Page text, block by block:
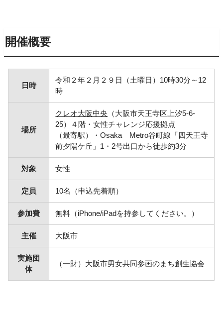
開催概要
日時
令和２年２月２９日（土曜日）10時30分～12
時
場所
クレオ大阪中央 （大阪市天王寺区上汐5-6-
25）４階・女性チャレンジ応援拠点
（最寄駅）・Osaka Metro谷町線「四天王寺
前夕陽ケ丘」1・2号出口から徒歩約3分
対象 女性
定員 10名（申込先着順）
参加費 無料（iPhone/iPadを持参してください。）
主催 大阪市
実施団
体
（一財）大阪市男女共同参画のまち創生協会